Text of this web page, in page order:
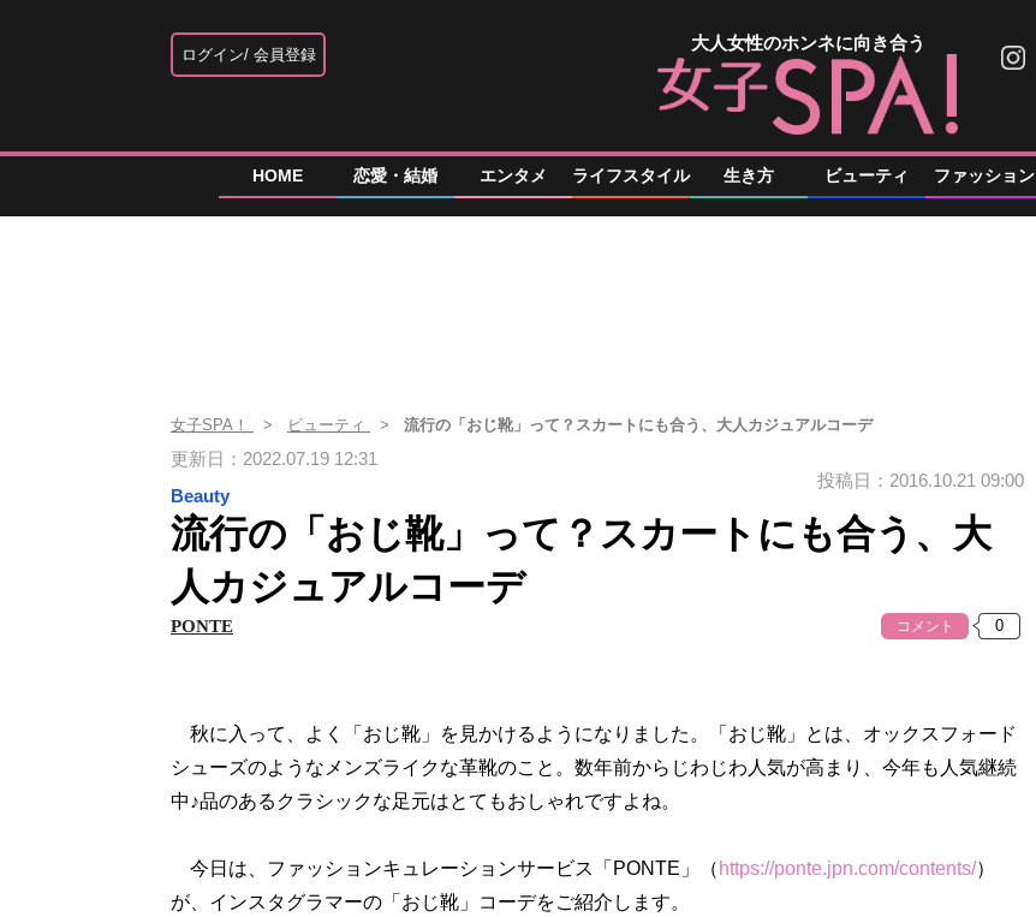
ログイン 会員登録
大人女性のホンネに向き合う
HOME 恋愛・結婚 エンタメ ライフスタイル 生き方 ビューティ ファッション
女子SPA！ ビューティ 流行の「おじ靴」って？スカートにも合う、大人カジュアルコーデ
更新日：2022.07.19 12:31
Beauty
投稿日：2016.10.21 09:00
流行の「おじ靴」って？スカートにも合う、大
人カジュアルコーデ
PONTE コメント
秋に入って、よく「おじ靴」を見かけるようになりました。「おじ靴」とは、オックスフォード
シューズのようなメンズライクな革靴のこと。数年前からじわじわ人気が高まり、今年も人気継続
中♪品のあるクラシックな足元はとてもおしゃれですよね。
今日は、ファッションキュレーションサービス「PONTE」（ https://ponte.jpn.com/contents/）
が、インスタグラマーの「おじ靴」コーデをご紹介します。